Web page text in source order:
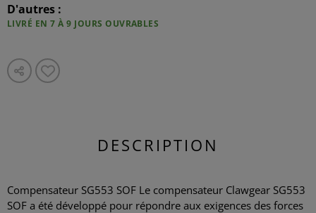
D'autres :
LIVRÉ EN 7 À 9 JOURS OUVRABLES
DESCRIPTION
Compensateur SG553 SOF Le compensateur Clawgear SG553
SOF a été développé pour répondre aux exigences des forces